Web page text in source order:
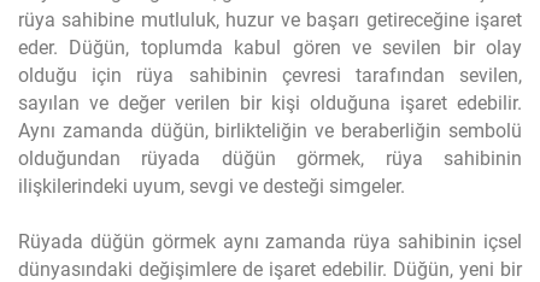
rüya sahibine mutluluk, huzur ve başarı getireceğine işaret
eder. Düğün, toplumda kabul gören ve sevilen bir olay
olduğu için rüya sahibinin çevresi tarafından sevilen,
sayılan ve değer verilen bir kişi olduğuna işaret edebilir.
Aynı zamanda düğün, birlikteliğin ve beraberliğin sembolü
olduğundan rüyada düğün görmek, rüya sahibinin
ilişkilerindeki uyum, sevgi ve desteği simgeler.
Rüyada düğün görmek aynı zamanda rüya sahibinin içsel
dünyasındaki değişimlere de işaret edebilir. Düğün, yeni bir